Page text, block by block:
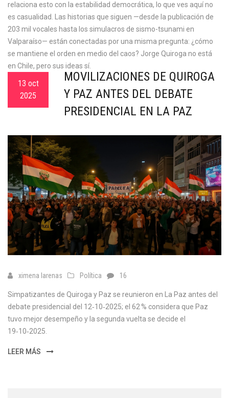
relaciona esto con la estabilidad democrática, lo que ves aquí no
es casualidad. Las historias que siguen —desde la publicación de
203 mil vocales hasta los simulacros de sismo-tsunami en
Valparaíso— están conectadas por una misma pregunta: ¿cómo
se mantiene el orden en medio del caos? Jorge Quiroga no está
en Chile, pero sus ideas sí.
13 oct
2025
MOVILIZACIONES DE QUIROGA
Y PAZ ANTES DEL DEBATE
PRESIDENCIAL EN LA PAZ
ximena larenas Política 16
Simpatizantes de Quiroga y Paz se reunieron en La Paz antes del
debate presidencial del 12‑10‑2025; el 62 % considera que Paz
tuvo mejor desempeño y la segunda vuelta se decide el
19‑10‑2025.
LEER MÁS